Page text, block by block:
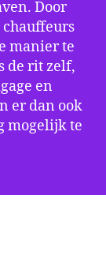
Door
manier te
de rit zelf,
en
er dan ook
mogelijk te